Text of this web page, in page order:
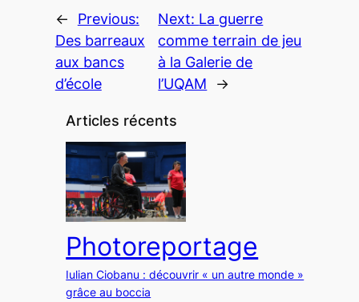
←
Previous:
Des barreaux
aux bancs
d’école
Next: La guerre
comme terrain de jeu
à la Galerie de
l’UQAM
→
Articles récents
Photoreportage
Iulian Ciobanu : découvrir « un autre monde »
grâce au boccia